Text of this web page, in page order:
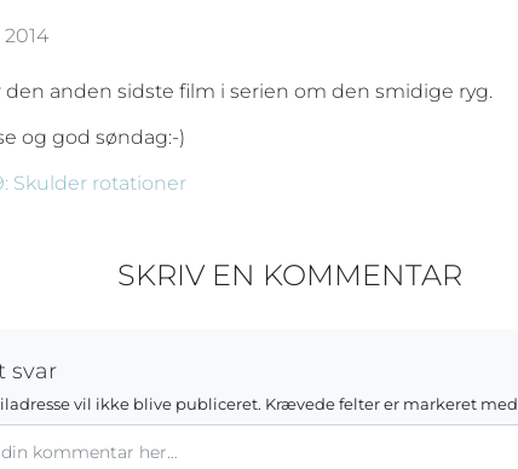
anden sidste film i serien om den smidige ryg.
og god søndag:-)
Skulder rotationer
SKRIV EN KOMMENTAR
svar
vil ikke blive publiceret. Krævede felter er markeret med